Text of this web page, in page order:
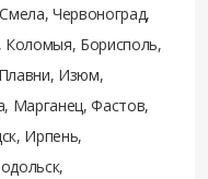
Червоноград,
Коломыя, Борисполь,
Изюм,
Марганец, Фастов,
Ирпень,